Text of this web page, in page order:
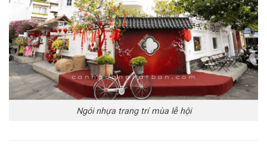
Ngói nhựa trang trí mùa lễ hội